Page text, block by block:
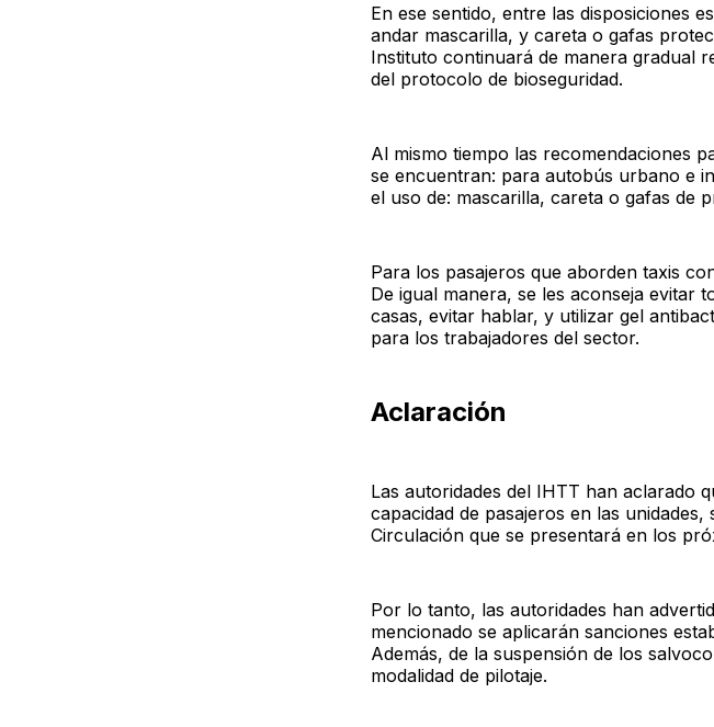
En ese sentido, entre las disposiciones
andar mascarilla, y careta o gafas
Instituto continuará de manera gradual
del protocolo de bioseguridad.
Al mismo tiempo las recomendaciones
se encuentran: para autobús urbano e
el uso de: mascarilla, careta o gafas de
Para los pasajeros que aborden taxis
De igual manera, se les aconseja evitar
casas, evitar hablar, y utilizar gel
para los trabajadores del sector.
Aclaración
Las autoridades del IHTT han aclarado
capacidad de pasajeros en las
Circulación que se presentará en los
Por lo tanto, las autoridades han
mencionado se aplicarán sanciones
Además, de la suspensión de los
modalidad de pilotaje.